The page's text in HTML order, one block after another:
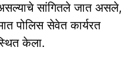
सांगितले जात असले,
पोलिस सेवेत कार्यरत
केला.